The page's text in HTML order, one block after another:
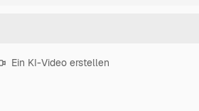
Ein KI-Video erstellen